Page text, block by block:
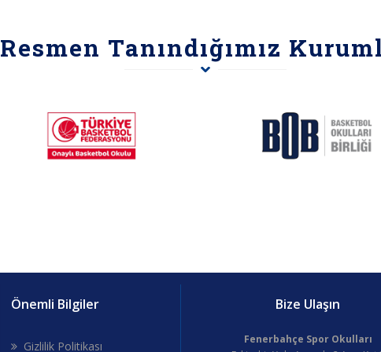
Resmen Tanındığımız
Önemli Bilgiler
Gizlilik Politikası
Bize Ulaşın
Fenerbahçe Spor Okulları